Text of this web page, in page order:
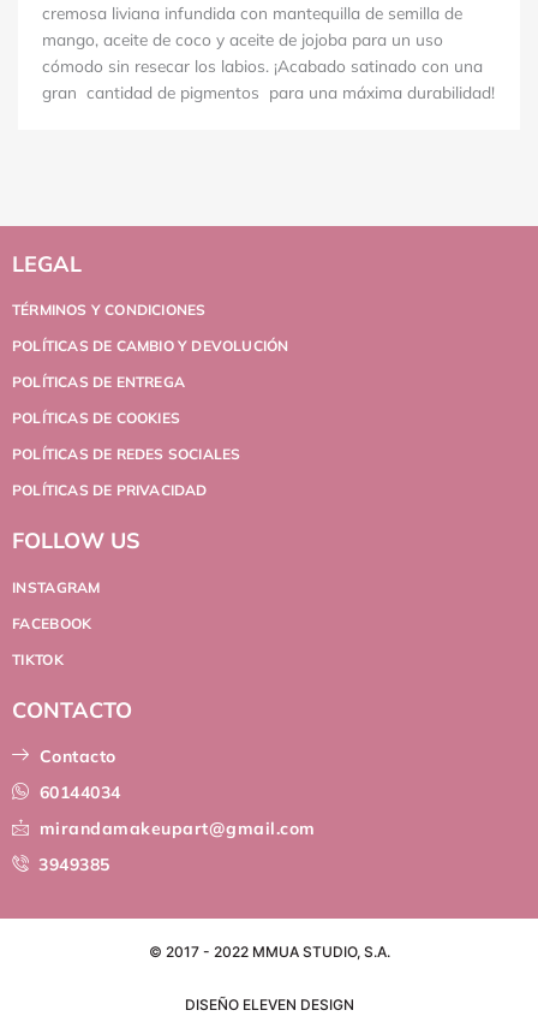
cremosa liviana infundida con mantequilla de semilla de
mango, aceite de coco y aceite de jojoba para un uso
cómodo sin resecar los labios. ¡Acabado satinado con una
gran cantidad de pigmentos para una máxima durabilidad!
LEGAL
TÉRMINOS Y CONDICIONES
POLÍTICAS DE CAMBIO Y DEVOLUCIÓN
POLÍTICAS DE ENTREGA
POLÍTICAS DE COOKIES
POLÍTICAS DE REDES SOCIALES
POLÍTICAS DE PRIVACIDAD
FOLLOW US
INSTAGRAM
FACEBOOK
TIKTOK
CONTACTO
Contacto
60144034
mirandamakeupart@gmail.com
3949385
© 2017 - 2022 MMUA STUDIO, S.A.
DISEÑO ELEVEN DESIGN